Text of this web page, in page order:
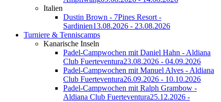
Italien
Dustin Brown - 7Pines Resort -
Sardinien13.08.2026 - 23.08.2026
Turniere & Tenniscamps
Kanarische Inseln
Padel-Campwochen mit Daniel Hahn - Aldiana
Club Fuerteventura23.08.2026 - 04.09.2026
Padel-Campwochen mit Manuel Alves - Aldiana
Club Fuerteventura26.09.2026 - 10.10.2026
Padel-Campwochen mit Ralph Grambow -
Aldiana Club Fuerteventura25.12.2026 -